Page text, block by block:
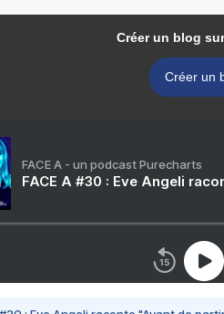
Créer un blog
Créer un
FACE A - un podcast Purecharts
FACE A #30 : Eve Angeli